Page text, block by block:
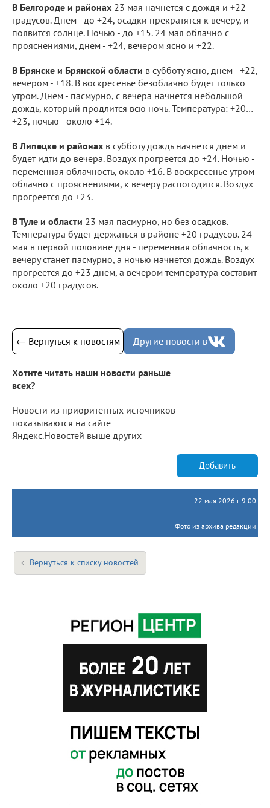
В Белгороде и районах 23 мая начнется с дождя и +22
градусов. Днем - до +24, осадки прекратятся к вечеру, и
появится солнце. Ночью - до +15. 24 мая облачно с
прояснениями, днем - +24, вечером ясно и +22.
В Брянске и Брянской области в субботу ясно, днем - +22,
вечером - +18. В воскресенье безоблачно будет только
утром. Днем - пасмурно, с вечера начнется небольшой
дождь, который продлится всю ночь. Температура: +20…
+23, ночью - около +14.
В Липецке и районах в субботу дождь начнется днем и
будет идти до вечера. Воздух прогреется до +24. Ночью -
переменная облачность, около +16. В воскресенье утром
облачно с прояснениями, к вечеру распогодится. Воздух
прогреется до +23.
В Туле и области 23 мая пасмурно, но без осадков.
Температура будет держаться в районе +20 градусов. 24
мая в первой половине дня - переменная облачность, к
вечеру станет пасмурно, а ночью начнется дождь. Воздух
прогреется до +23 днем, а вечером температура составит
около +20 градусов.
← Вернуться к новостям Другие новости в
Хотите читать наши новости раньше
всех?
Новости из приоритетных источников
показываются на сайте
Яндекс.Новостей выше других
Добавить
22 мая 2026 г. 9:00
Фото из архива редакции
Вернуться к списку новостей